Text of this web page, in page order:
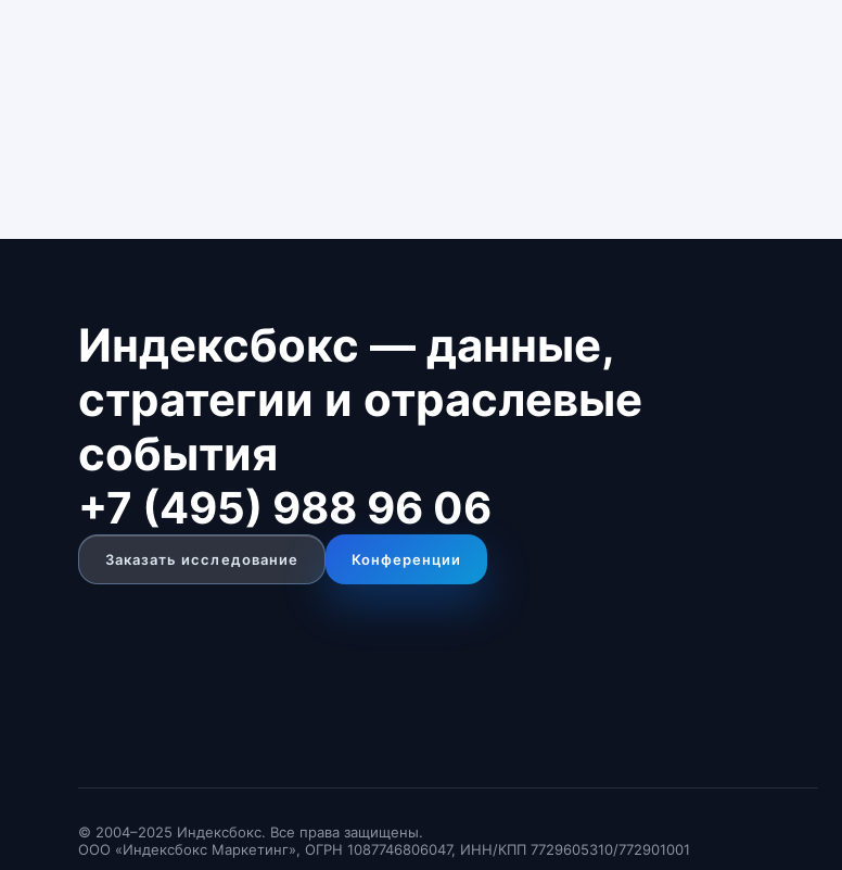
Индексбокс — данные,
стратегии и отраслевые
события
+7 (495) 988 96 06
Заказать исследование Конференции
© 2004–2025 Индексбокс. Все права защищены.
ООО «Индексбокс Маркетинг», ОГРН 1087746806047, ИНН/КПП 7729605310/772901001